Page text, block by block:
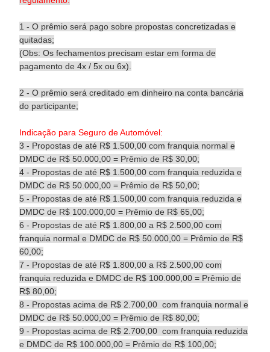
1 - O prêmio será pago sobre propostas concretizadas e
quitadas;
(Obs: Os fechamentos precisam estar em forma de
pagamento de 4x / 5x ou 6x).
2 - O prêmio será creditado em dinheiro na conta bancária
do participante;
Indicação para Seguro de Automóvel:
3 - Propostas de até R$ 1.500,00 com franquia normal e
DMDC de R$ 50.000,00 = Prêmio de R$ 30,00;
4 - Propostas de até R$ 1.500,00 com franquia reduzida e
DMDC de R$ 50.000,00 = Prêmio de R$ 50,00;
5 - Propostas de até R$ 1.500,00 com franquia reduzida e
DMDC de R$ 100.000,00 = Prêmio de R$ 65,00;
6 - Propostas de até R$ 1.800,00 a R$ 2.500,00 com
franquia normal e DMDC de R$ 50.000,00 = Prêmio de R$
60,00;
7 - Propostas de até R$ 1.800,00 a R$ 2.500,00 com
franquia reduzida e DMDC de R$ 100.000,00 = Prêmio de
R$ 80,00;
​8 - Propostas acima de R$ 2.700,00 com franquia normal e
DMDC de R$ 50.000,00 = Prêmio de R$ 80,00;
​9 - Propostas acima de R$ 2.700,00 com franquia reduzida
e DMDC de R$ 100.000,00 = Prêmio de R$ 100,00;